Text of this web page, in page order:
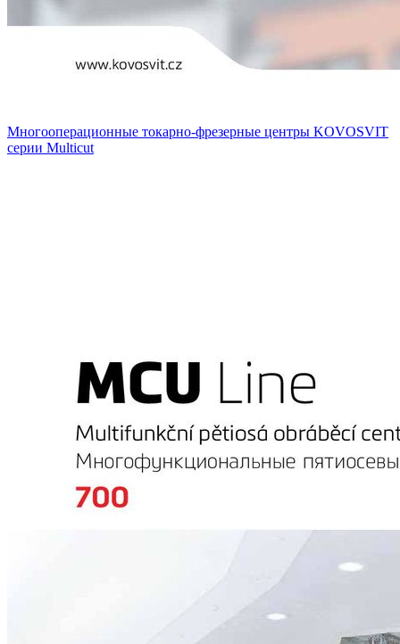
Многооперационные токарно-фрезерные центры KOVOSVIT
серии Multicut